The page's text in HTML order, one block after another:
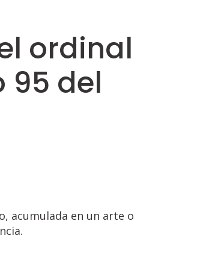
ordinal
95 del
acumulada en un arte o